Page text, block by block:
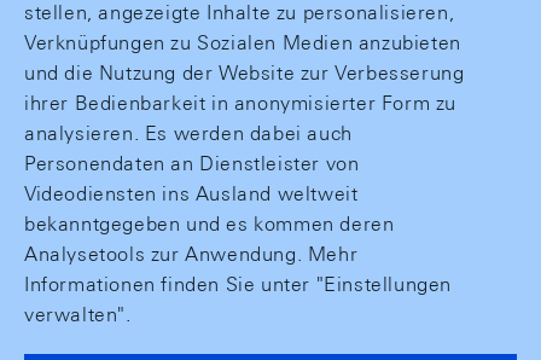
stellen, angezeigte Inhalte zu personalisieren,
Verknüpfungen zu Sozialen Medien anzubieten
und die Nutzung der Website zur Verbesserung
ihrer Bedienbarkeit in anonymisierter Form zu
analysieren. Es werden dabei auch
Personendaten an Dienstleister von
Videodiensten ins Ausland weltweit
bekanntgegeben und es kommen deren
Analysetools zur Anwendung. Mehr
Informationen finden Sie unter "Einstellungen
verwalten".